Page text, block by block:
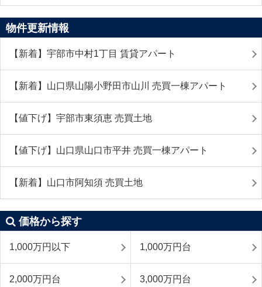
物件更新情報
【新着】宇部市中村1丁目 賃貸アパート
【新着】山口県山陽小野田市山川 売買一棟アパート
【値下げ】宇部市東須恵 売買土地
【値下げ】山口県山口市平井 売買一棟アパート
【新着】山口市阿知須 売買土地
価格から探す
1,000万円以下 1,000万円台
2,000万円台 3,000万円台